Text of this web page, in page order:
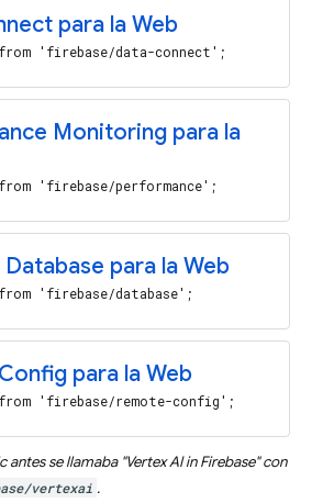
para la Web
'firebase/data-connect';
Monitoring para la
'firebase/performance';
para la Web
'firebase/database';
para la Web
'firebase/remote-config';
antes se llamaba "Vertex AI in Firebase" con
vertexai .